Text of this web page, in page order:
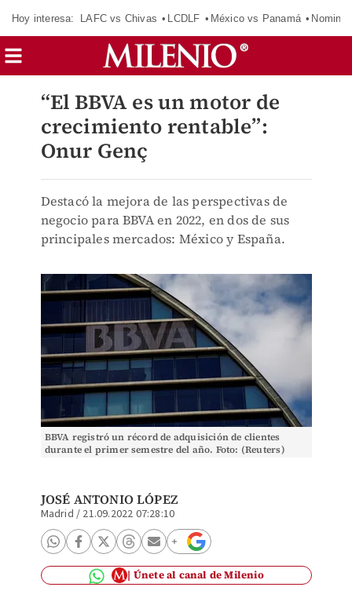
Hoy interesa: LAFC vs Chivas LCDLF México vs Panamá
“El BBVA es un motor de
crecimiento rentable”:
Onur Genç
Destacó la mejora de las perspectivas de
negocio para BBVA en 2022, en dos de sus
principales mercados: México y España.
BBVA registró un récord de adquisición de clientes
durante el primer semestre del año. Foto: (Reuters)
JOSÉ ANTONIO LÓPEZ
Madrid / 21.09.2022 07:28:10
Únete al canal de Milenio